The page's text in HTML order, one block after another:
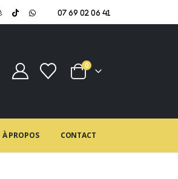
07 69 02 06 41
0
À PROPOS CONTACT